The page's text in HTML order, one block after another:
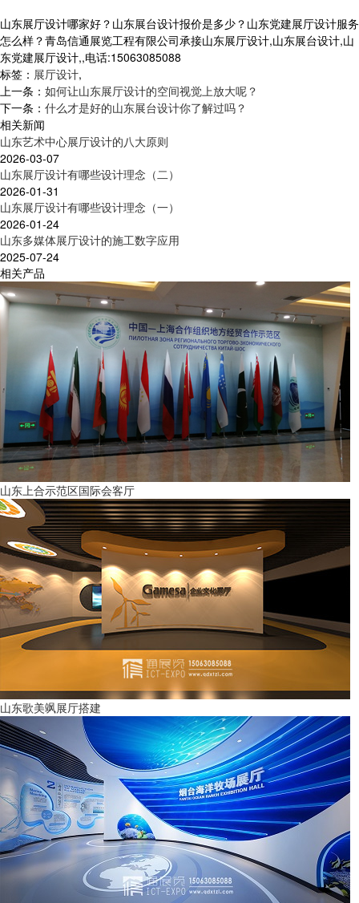
山东展厅设计哪家好？山东展台设计报价是多少？山东党建展厅设计服务
怎么样？青岛信通展览工程有限公司承接山东展厅设计,山东展台设计,山
东党建展厅设计,,电话:15063085088
标签： 展厅设计,
上一条： 如何让山东展厅设计的空间视觉上放大呢？
下一条： 什么才是好的山东展台设计你了解过吗？
相关新闻
山东艺术中心展厅设计的八大原则
2026-03-07
山东展厅设计有哪些设计理念（二）
2026-01-31
山东展厅设计有哪些设计理念（一）
2026-01-24
山东多媒体展厅设计的施工数字应用
2025-07-24
相关产品
山东上合示范区国际会客厅
山东歌美飒展厅搭建